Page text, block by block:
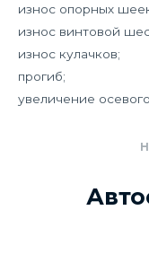
износ опорных
износ винтовой
износ кулачков;
прогиб;
увеличение осевого